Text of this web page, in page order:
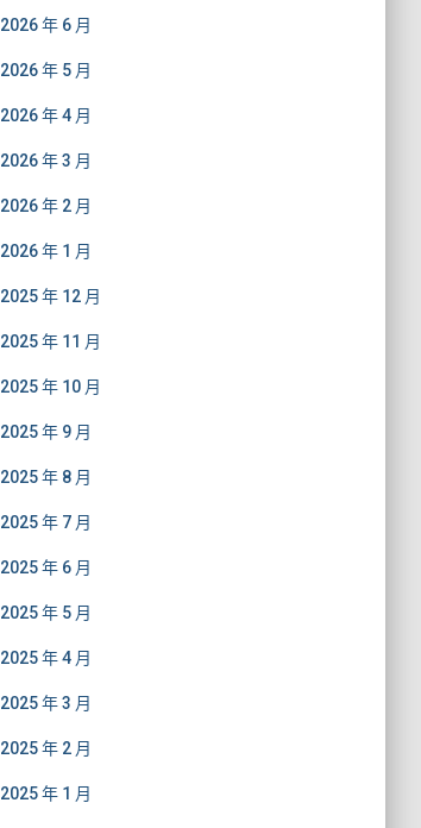
2026 年 6 月
2026 年 5 月
2026 年 4 月
2026 年 3 月
2026 年 2 月
2026 年 1 月
2025 年 12 月
2025 年 11 月
2025 年 10 月
2025 年 9 月
2025 年 8 月
2025 年 7 月
2025 年 6 月
2025 年 5 月
2025 年 4 月
2025 年 3 月
2025 年 2 月
2025 年 1 月